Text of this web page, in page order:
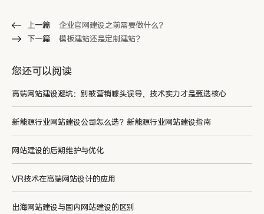
上一篇
企业官网建设之前需要做什么？
下一篇
模板建站还是定制建站？
您还可以阅读
高端网站建设避坑：别被营销噱头误导，技术实力才是甄选核心
新能源行业网站建设公司怎么选？新能源行业网站建设指南
网站建设的后期维护与优化
VR技术在高端网站设计的应用
出海网站建设与国内网站建设的区别